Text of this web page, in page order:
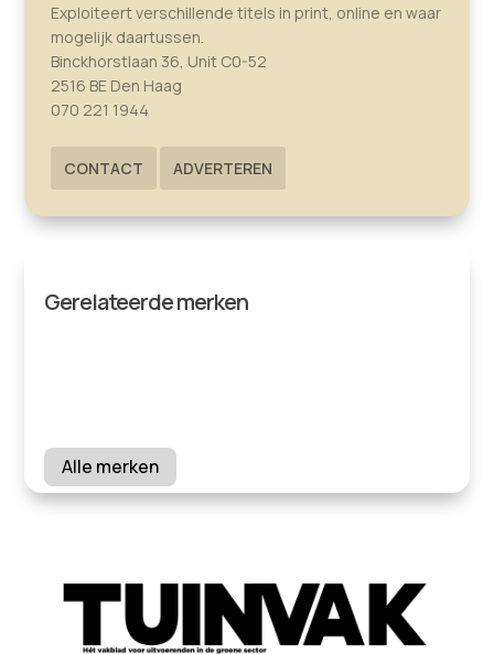
Exploiteert verschillende titels in print, online en waar
mogelijk daartussen.
Binckhorstlaan 36, Unit C0-52
2516 BE Den Haag
070 221 1944
CONTACT ADVERTEREN
Gerelateerde merken
Alle merken